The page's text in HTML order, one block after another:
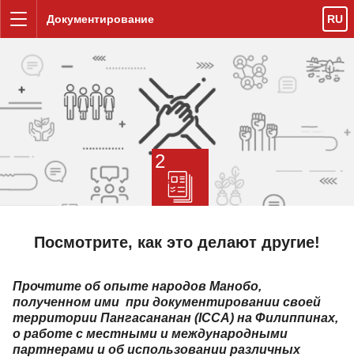
Документирование RU
2
Посмотрите, как это делают другие!
Прочтите об опыте народов Манобо,
полученном ими при документировании своей
территории Пангасананан (ICCA) на Филиппинах,
о работе с местными и международными
партнерами и об использовании различных